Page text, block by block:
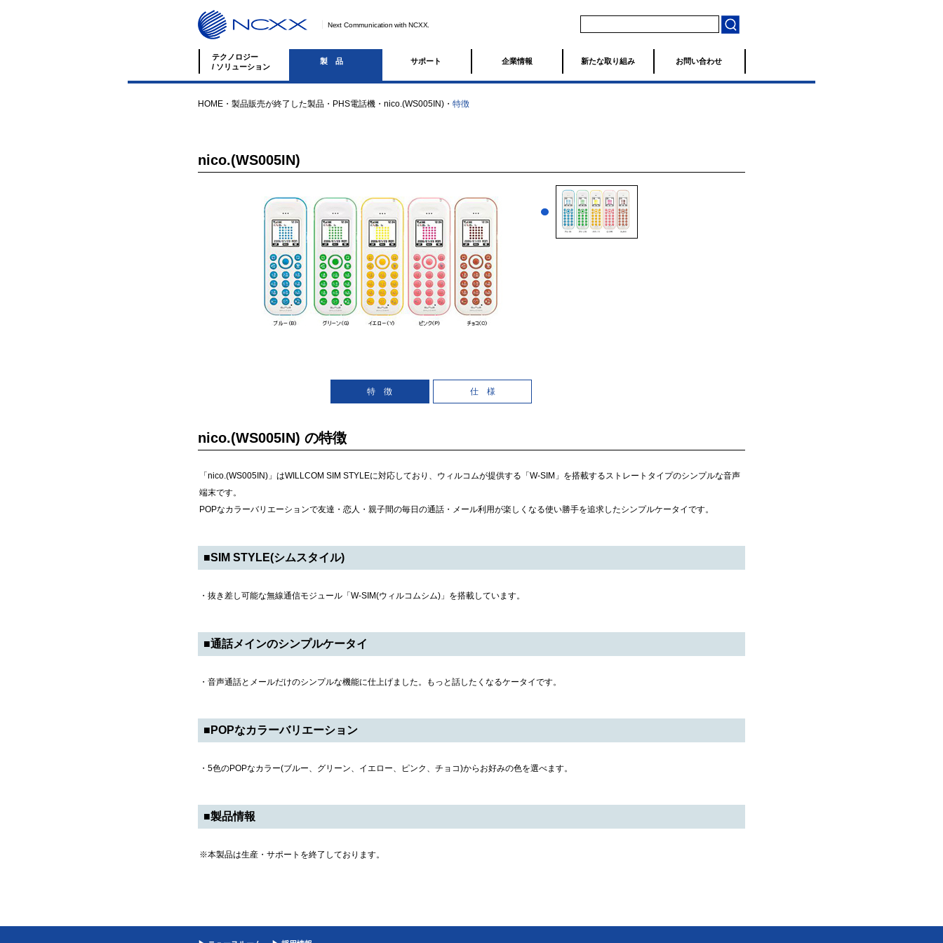
Next Communication with NCXX.
テクノロジー
/ ソリューション
製品 サポート 企業情報 新たな取り組み お問い合わせ
HOME ・ 製品販売が終了した製品 ・ PHS電話機 ・ nico.(WS005IN) ・ 特徴
nico.(WS005IN)
特 徴 仕 様
nico.(WS005IN) の特徴
「nico.(WS005IN)」はWILLCOM SIM STYLEに対応しており、ウィルコムが提供する「W-SIM」を搭載するストレートタイプのシンプルな音声
端末です。
POPなカラーバリエーションで友達・恋人・親子間の毎日の通話・メール利用が楽しくなる使い勝手を追求したシンプルケータイです。
■SIM STYLE(シムスタイル)
・抜き差し可能な無線通信モジュール「W-SIM(ウィルコムシム)」を搭載しています。
■通話メインのシンプルケータイ
・音声通話とメールだけのシンプルな機能に仕上げました。もっと話したくなるケータイです。
■POPなカラーバリエーション
・5色のPOPなカラー(ブルー、グリーン、イエロー、ピンク、チョコ)からお好みの色を選べます。
■製品情報
※本製品は生産・サポートを終了しております。